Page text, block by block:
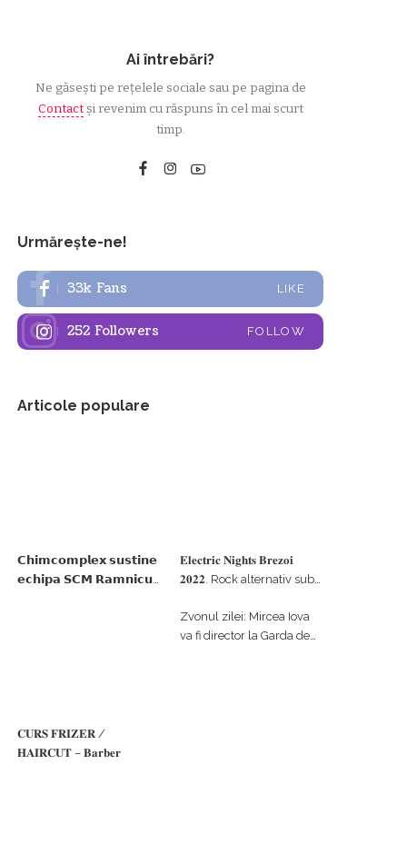
Ai întrebări?
Ne găsești pe rețelele sociale sau pe pagina de
Contactși revenim cu răspuns în cel mai scurt
timp.
Urmărește-ne!
33k Fans LIKE
252 Followers FOLLOW
Articole populare
𝗖𝗵𝗶𝗺𝗰𝗼𝗺𝗽𝗹𝗲𝘅 𝘀𝘂𝘀𝘁𝗶𝗻𝗲
𝗲𝗰𝗵𝗶𝗽𝗮 𝗦𝗖𝗠 𝗥𝗮𝗺𝗻𝗶𝗰𝘂
𝐄𝐥𝐞𝐜𝐭𝐫𝐢𝐜 𝐍𝐢𝐠𝐡𝐭𝐬 𝐁𝐫𝐞𝐳𝐨𝐢
𝟐𝟎𝟐𝟐. Rock alternativ sub
#𝐁𝐫𝐞𝐳𝐨𝐢𝐮𝐥𝐋𝐮𝐦𝐢𝐢
𝐂𝐔𝐑𝐒 𝐅𝐑𝐈𝐙𝐄𝐑 /
𝐇𝐀𝐈𝐑𝐂𝐔𝐓 – 𝐁𝐚𝐫𝐛𝐞𝐫
Zvonul zilei: Mircea Iova
va fi director la Garda de